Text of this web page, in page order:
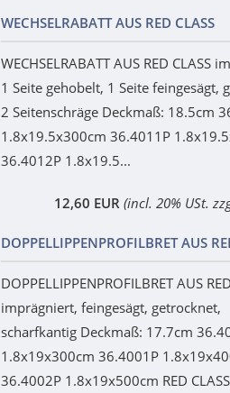
WECHSELRABATT AUS RED CLASS
WECHSELRABATT AUS RED CLASS
1 Seite gehobelt, 1 Seite feingesägt,
2 Seitenschräge Deckmaß: 18.5cm
1.8x19.5x300cm 36.4011P
36.4012P 1.8x19.5...
12,60 EUR (incl. 20% USt.
DOPPELLIPPENPROFILBRET AUS
DOPPELLIPPENPROFILBRET AUS
imprägniert, feingesägt, getrocknet,
scharfkantig Deckmaß: 17.7cm
1.8x19x300cm 36.4001P
36.4002P 1.8x19x500cm RED CLASS